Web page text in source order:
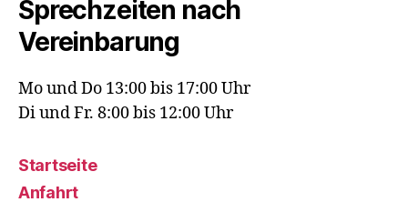
Sprechzeiten nach
Vereinbarung
Mo und Do 13:00 bis 17:00 Uhr
Di und Fr. 8:00 bis 12:00 Uhr
Startseite
Anfahrt